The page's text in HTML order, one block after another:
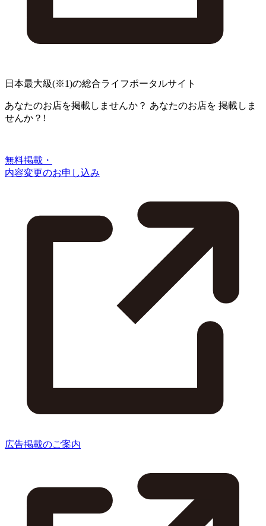
日本最大級(※1)の総合ライフポータルサイト
あなたのお店を掲載しませんか？ あなたのお店を 掲載しま
せんか？!
無料掲載・
内容変更のお申し込み
広告掲載のご案内